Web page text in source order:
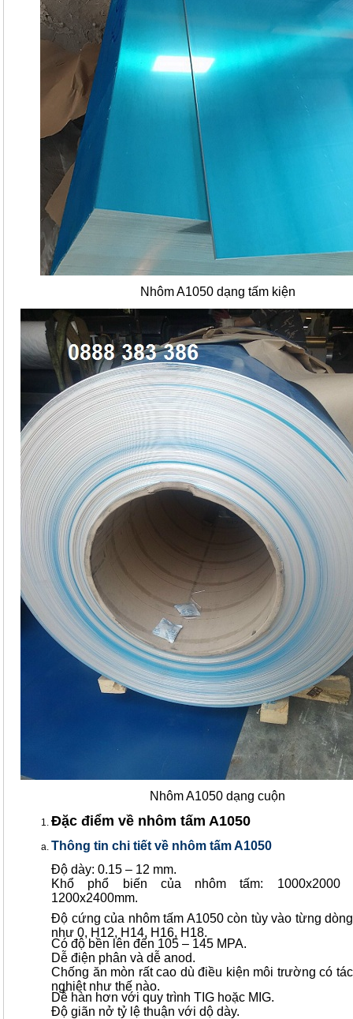
Nhôm A1050 dạng tấm kiện
Nhôm A1050 dạng cuộn
Đặc điểm về nhôm tấm A1050
Thông tin chi tiết về nhôm tấm A1050
Độ dày: 0.15 – 12 mm.
Khổ phổ biến của nhôm tấm: 1000x2000
1200x2400mm.
Độ cứng của nhôm tấm A1050 còn tùy vào từng
như 0, H12, H14, H16, H18.
Có độ bền lên đến 105 – 145 MPA.
Dễ điện phân và dễ anod.
Chống ăn mòn rất cao dù điều kiện môi trường có
nghiệt như thế nào.
Dễ hàn hơn với quy trình TIG hoặc MIG.
Độ giãn nở tỷ lệ thuận với dộ dày.